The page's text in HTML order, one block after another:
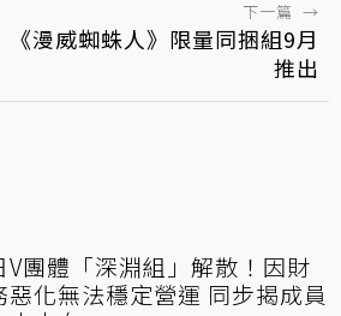
下一篇 →
漫威蜘蛛人》限量同捆組9月
推出
V團體「深淵組」解散！因財
惡化無法穩定營運 同步揭成員